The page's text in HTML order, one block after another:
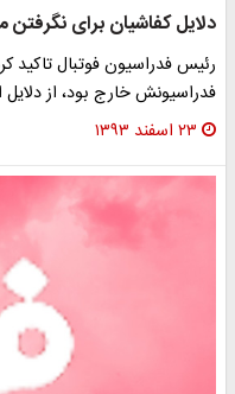
دلایل کفاشیان برای نگرفتن
رئیس فدراسیون فوتبال تاکید
فدراسیونش خارج بود، از
۲۳ اسفند ۱۳۹۳